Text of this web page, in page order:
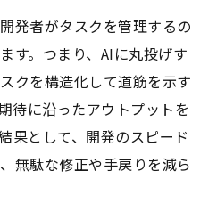
発者がタスクを管理するの
す。つまり、AIに丸投げす
クを構造化して道筋を示す
待に沿ったアウトプットを
果として、開発のスピード
無駄な修正や手戻りを減ら